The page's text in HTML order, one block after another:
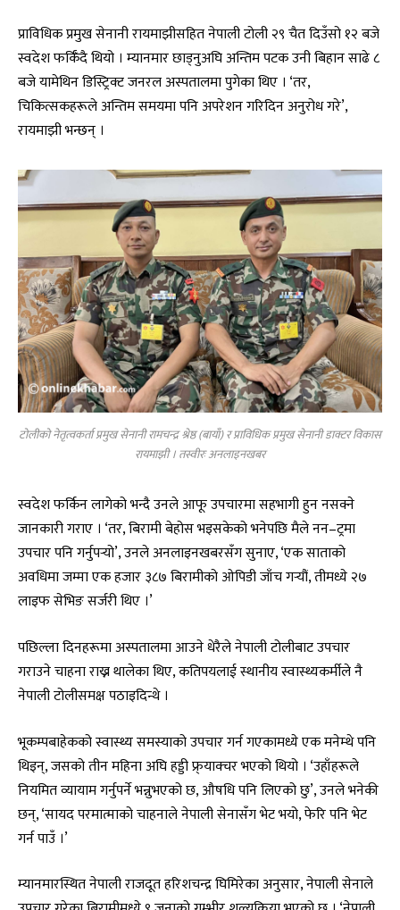
प्राविधिक प्रमुख सेनानी रायमाझीसहित नेपाली टोली २९ चैत दिउँसो १२ बजे
स्वदेश फर्किँदै थियो । म्यानमार छाड्नुअघि अन्तिम पटक उनी बिहान साढे ८
बजे यामेथिन डिस्ट्रिक्ट जनरल अस्पतालमा पुगेका थिए । ‘तर,
चिकित्सकहरूले अन्तिम समयमा पनि अपरेशन गरिदिन अनुरोध गरे’,
रायमाझी भन्छन् ।
टोलीको नेतृत्वकर्ता प्रमुख सेनानी रामचन्द्र श्रेष्ठ (बायाँ) र प्राविधिक प्रमुख सेनानी डाक्टर विकास
रायमाझी । तस्वीरः अनलाइनखबर
स्वदेश फर्किन लागेको भन्दै उनले आफू उपचारमा सहभागी हुन नसक्ने
जानकारी गराए । ‘तर, बिरामी बेहोस भइसकेको भनेपछि मैले नन–ट्रमा
उपचार पनि गर्नुपर्‍यो’, उनले अनलाइनखबरसँग सुनाए, ‘एक साताको
अवधिमा जम्मा एक हजार ३८७ बिरामीको ओपिडी जाँच गर्‍यौं, तीमध्ये २७
लाइफ सेभिङ सर्जरी थिए ।’
पछिल्ला दिनहरूमा अस्पतालमा आउने धेरैले नेपाली टोलीबाट उपचार
गराउने चाहना राख्न थालेका थिए, कतिपयलाई स्थानीय स्वास्थ्यकर्मीले नै
नेपाली टोलीसमक्ष पठाइदिन्थे ।
भूकम्पबाहेकको स्वास्थ्य समस्याको उपचार गर्न गएकामध्ये एक मनेम्थे पनि
थिइन्, जसको तीन महिना अघि हड्डी फ्र्याक्चर भएको थियो । ‘उहाँहरूले
नियमित व्यायाम गर्नुपर्ने भन्नुभएको छ, औषधि पनि लिएको छु’, उनले भनेकी
छन्, ‘सायद परमात्माको चाहनाले नेपाली सेनासँग भेट भयो, फेरि पनि भेट
गर्न पाउँ ।’
म्यानमारस्थित नेपाली राजदूत हरिशचन्द्र घिमिरेका अनुसार, नेपाली सेनाले